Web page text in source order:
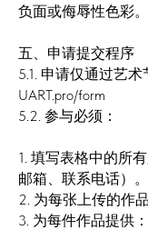
负面或侮辱性色彩。
五、申请提交程序
5.1. 申请仅通过艺
UART.pro/form
5.2. 参与必须：
1. 填写表格中的所
邮箱、联系电话）。
2. 为每张上传的作
3. 为每件作品提供：